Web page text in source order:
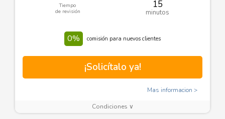
Tiempo
de revisión
15
minutos
0% comisión para nuevos clientes
¡Solicítalo ya!
Mas informacion
Condiciones ∨